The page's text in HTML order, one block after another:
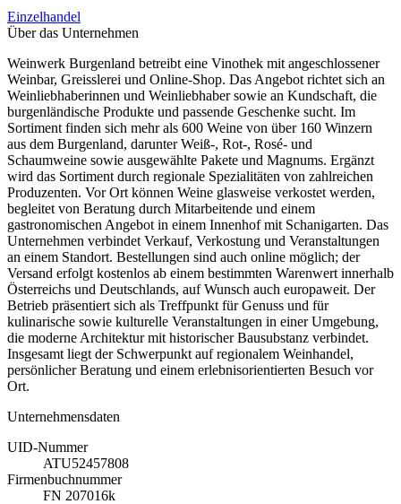
Einzelhandel
Über das Unternehmen
Weinwerk Burgenland betreibt eine Vinothek mit angeschlossener
Weinbar, Greisslerei und Online-Shop. Das Angebot richtet sich an
Weinliebhaberinnen und Weinliebhaber sowie an Kundschaft, die
burgenländische Produkte und passende Geschenke sucht. Im
Sortiment finden sich mehr als 600 Weine von über 160 Winzern
aus dem Burgenland, darunter Weiß-, Rot-, Rosé- und
Schaumweine sowie ausgewählte Pakete und Magnums. Ergänzt
wird das Sortiment durch regionale Spezialitäten von zahlreichen
Produzenten. Vor Ort können Weine glasweise verkostet werden,
begleitet von Beratung durch Mitarbeitende und einem
gastronomischen Angebot in einem Innenhof mit Schanigarten. Das
Unternehmen verbindet Verkauf, Verkostung und Veranstaltungen
an einem Standort. Bestellungen sind auch online möglich; der
Versand erfolgt kostenlos ab einem bestimmten Warenwert innerhalb
Österreichs und Deutschlands, auf Wunsch auch europaweit. Der
Betrieb präsentiert sich als Treffpunkt für Genuss und für
kulinarische sowie kulturelle Veranstaltungen in einer Umgebung,
die moderne Architektur mit historischer Bausubstanz verbindet.
Insgesamt liegt der Schwerpunkt auf regionalem Weinhandel,
persönlicher Beratung und einem erlebnisorientierten Besuch vor
Ort.
Unternehmensdaten
UID-Nummer
ATU52457808
Firmenbuchnummer
FN 207016k